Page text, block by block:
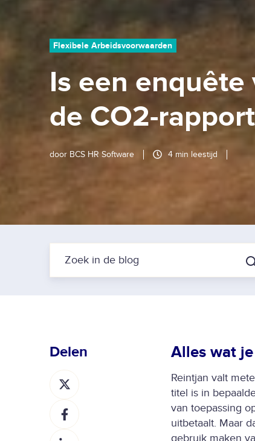
Flexibele Arbeidsvoorwaarden
Is een
de CO2-
door BCS HR Software 4 min leestijd
Alles wat
Reintjan valt
titel is in
van toepassing
uitbetaalt. Maar
gebruik maken
Delen
D
e
e
l
o
D
e
e
D